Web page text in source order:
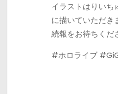
イラストはりいち
に描いていただき
続報をお待ちくだ
#ホロライブ